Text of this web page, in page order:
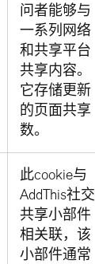
问者能够与
一系列网络
和共享平台
共享内容。
它存储更新
的页面共享
数。
此cookie与
AddThis社交
共享小部件
相关联，该
小部件通常